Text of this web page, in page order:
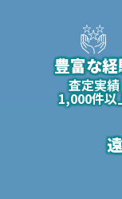
豊富な経
査定実績
1,000件以